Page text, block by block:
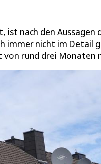
ist nach den Aussagen
immer nicht im Detail
rund drei Monaten